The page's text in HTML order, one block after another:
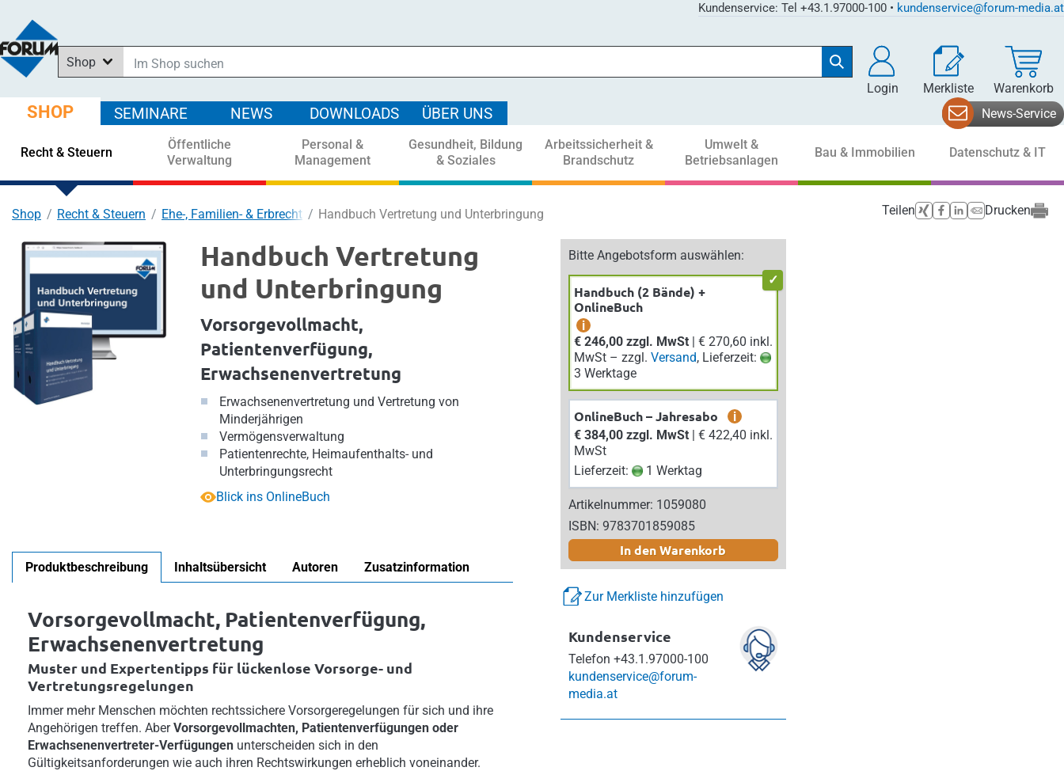
Kundenservice: Tel +43.1.97000-100 • kundenservice@forum-media.at
Shop
In News suchen
In Downloads suchen
In Seminaren suchen
Login Merkliste Warenkorb
SHOP SEMINARE NEWS DOWNLOADS ÜBER UNS News-Service
Recht & Steuern
Öffentliche
Verwaltung
Personal &
Management
Gesundheit, Bildung
& Soziales
Arbeitssicherheit &
Brandschutz
Umwelt &
Betriebsanlagen
Bau & Immobilien Datenschutz & IT
Shop Recht & Steuern Ehe-, Familien- & Erbrecht Handbuch Vertretung und Unterbringung
Handbuch Vertretung
und Unterbringung
Vorsorgevollmacht,
Patientenverfügung,
Erwachsenenvertretung
Erwachsenenvertretung und Vertretung von
Minderjährigen
Vermögensverwaltung
Patientenrechte, Heimaufenthalts- und
Unterbringungsrecht
Blick ins OnlineBuch
Bitte Angebotsform auswählen:
Handbuch (2 Bände) +
OnlineBuch
i
€ 246,00 zzgl. MwSt| € 270,60 inkl.
MwSt – zzgl. Versand, Lieferzeit:
3 Werktage
OnlineBuch – Jahresabo
i
€ 384,00 zzgl. MwSt| € 422,40 inkl.
MwSt
Lieferzeit:
1 Werktag
Artikelnummer: 1059080
ISBN: 9783701859085
In den Warenkorb
Zur Merkliste hinzufügen
Kundenservice
Telefon +43.1.97000-100
kundenservice@forum-
media.at
Produktbeschreibung Inhaltsübersicht Autoren Zusatzinformation
Vorsorgevollmacht, Patientenverfügung,
Erwachsenenvertretung
Muster und Expertentipps für lückenlose Vorsorge- und
Vertretungsregelungen
Immer mehr Menschen möchten rechtssichere Vorsorgeregelungen für sich und ihre
Angehörigen treffen. AberVorsorgevollmachten, Patientenverfügungen oder
Erwachsenenvertreter-Verfügungen unterscheiden sich in den
Gültigkeitsanforderungen wie auch ihren Rechtswirkungen erheblich voneinander.
Teilen Drucken